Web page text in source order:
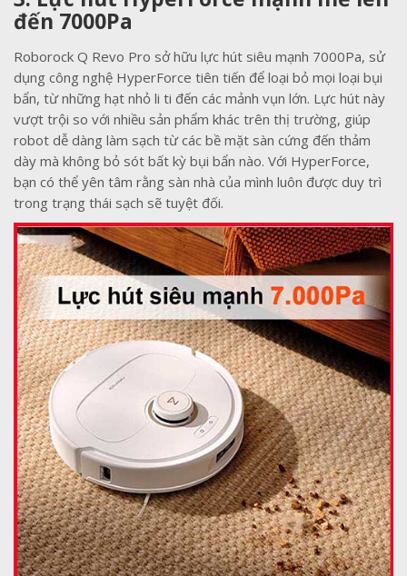
đến 7000Pa
Roborock Q Revo Pro sở hữu lực hút siêu mạnh 7000Pa, sử
dụng công nghệ HyperForce tiên tiến để loại bỏ mọi loại bụi
bẩn, từ những hạt nhỏ li ti đến các mảnh vụn lớn. Lực hút này
vượt trội so với nhiều sản phẩm khác trên thị trường, giúp
robot dễ dàng làm sạch từ các bề mặt sàn cứng đến thảm
dày mà không bỏ sót bất kỳ bụi bẩn nào. Với HyperForce,
bạn có thể yên tâm rằng sàn nhà của mình luôn được duy trì
trong trạng thái sạch sẽ tuyệt đối.